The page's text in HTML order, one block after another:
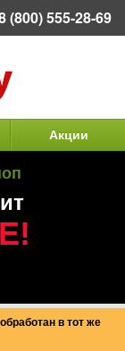
Акции
в тот же
(800) 555-28-69